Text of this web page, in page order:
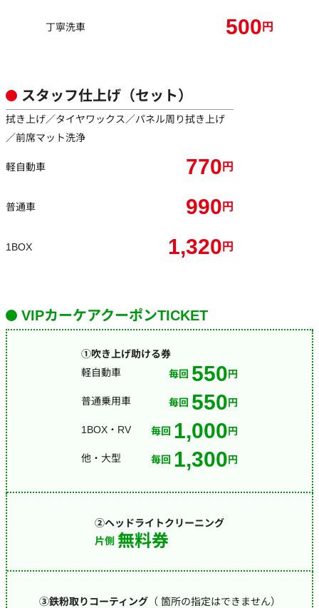
丁寧洗車 500 円
スタッフ仕上げ（セット）
拭き上げ／タイヤワックス／パネル周り拭き上げ
／前席マット洗浄
軽自動車 770 円
普通車 990 円
1BOX 1,320 円
VIPカーケアクーポンTICKET
①吹き上げ助ける券
軽自動車
毎回 550円
普通乗用車 毎回 550円
1BOX・RV 毎回 1,000円
他・大型 毎回 1,300円
②ヘッドライトクリーニング
片側 無料券
③鉄粉取りコーティング（ 箇所の指定はできません）